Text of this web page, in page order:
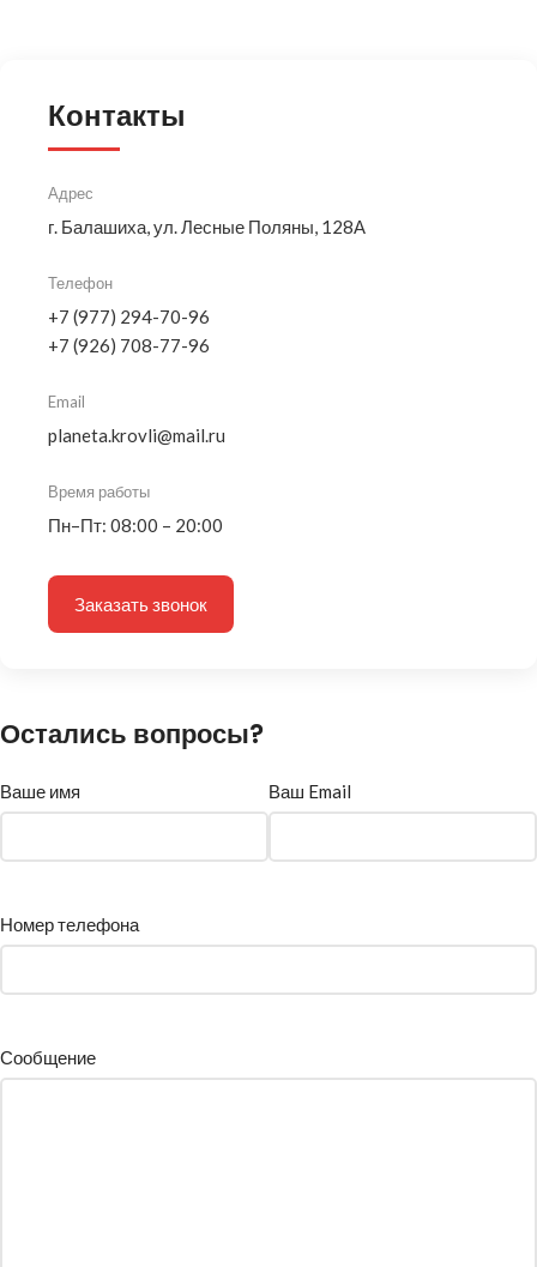
Контакты
Адрес
г. Балашиха, ул. Лесные Поляны, 128А
Телефон
+7 (977) 294-70-96
+7 (926) 708-77-96
Email
planeta.krovli@mail.ru
Время работы
Пн–Пт: 08:00 – 20:00
Заказать звонок
Остались вопросы?
Ваше имя Ваш Email
Номер телефона
Сообщение